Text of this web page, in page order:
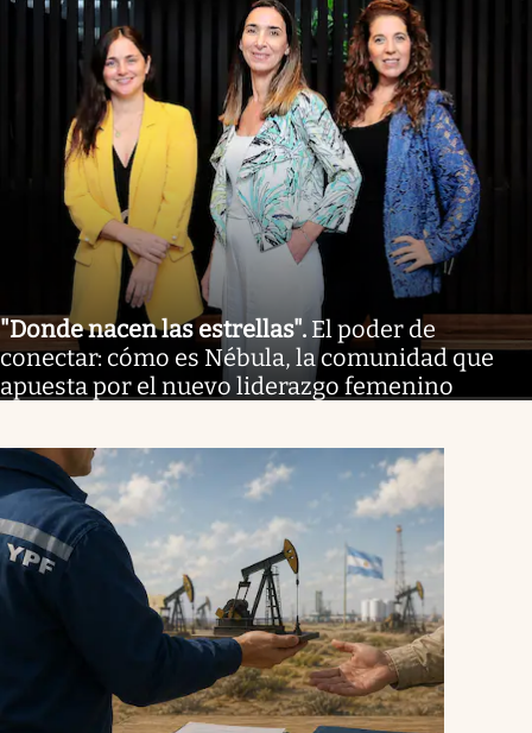
"Donde nacen las estrellas". El poder de
conectar: cómo es Nébula, la comunidad que
apuesta por el nuevo liderazgo femenino